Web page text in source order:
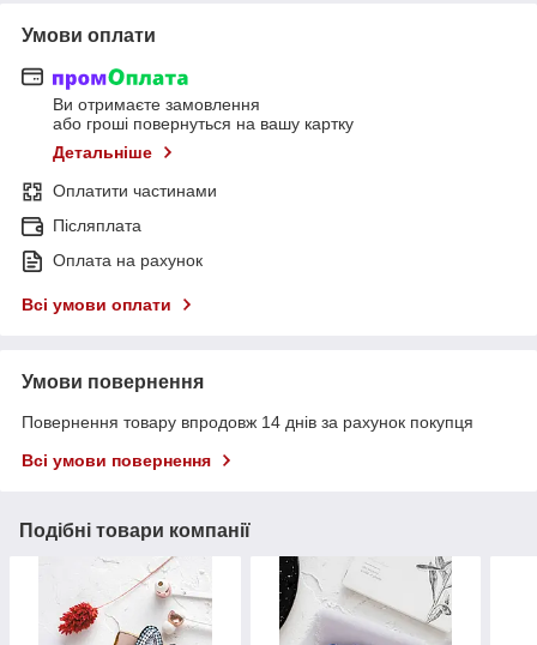
Умови оплати
Ви отримаєте замовлення
або гроші повернуться на вашу картку
Детальніше
Оплатити частинами
Післяплата
Оплата на рахунок
Всі умови оплати
Умови повернення
Повернення товару впродовж 14 днів за рахунок покупця
Всі умови повернення
Подібні товари компанії